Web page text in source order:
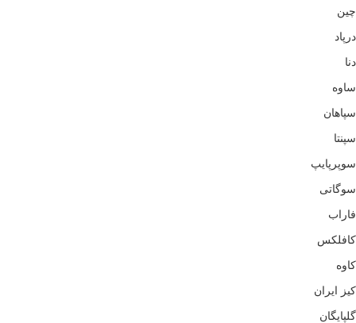
چین
درپاد
دنا
ساوه
سپاهان
سپنتا
سوپرپایپ
سوگاتی
فاراب
کافلکس
کاوه
کیز ایران
گلپایگان